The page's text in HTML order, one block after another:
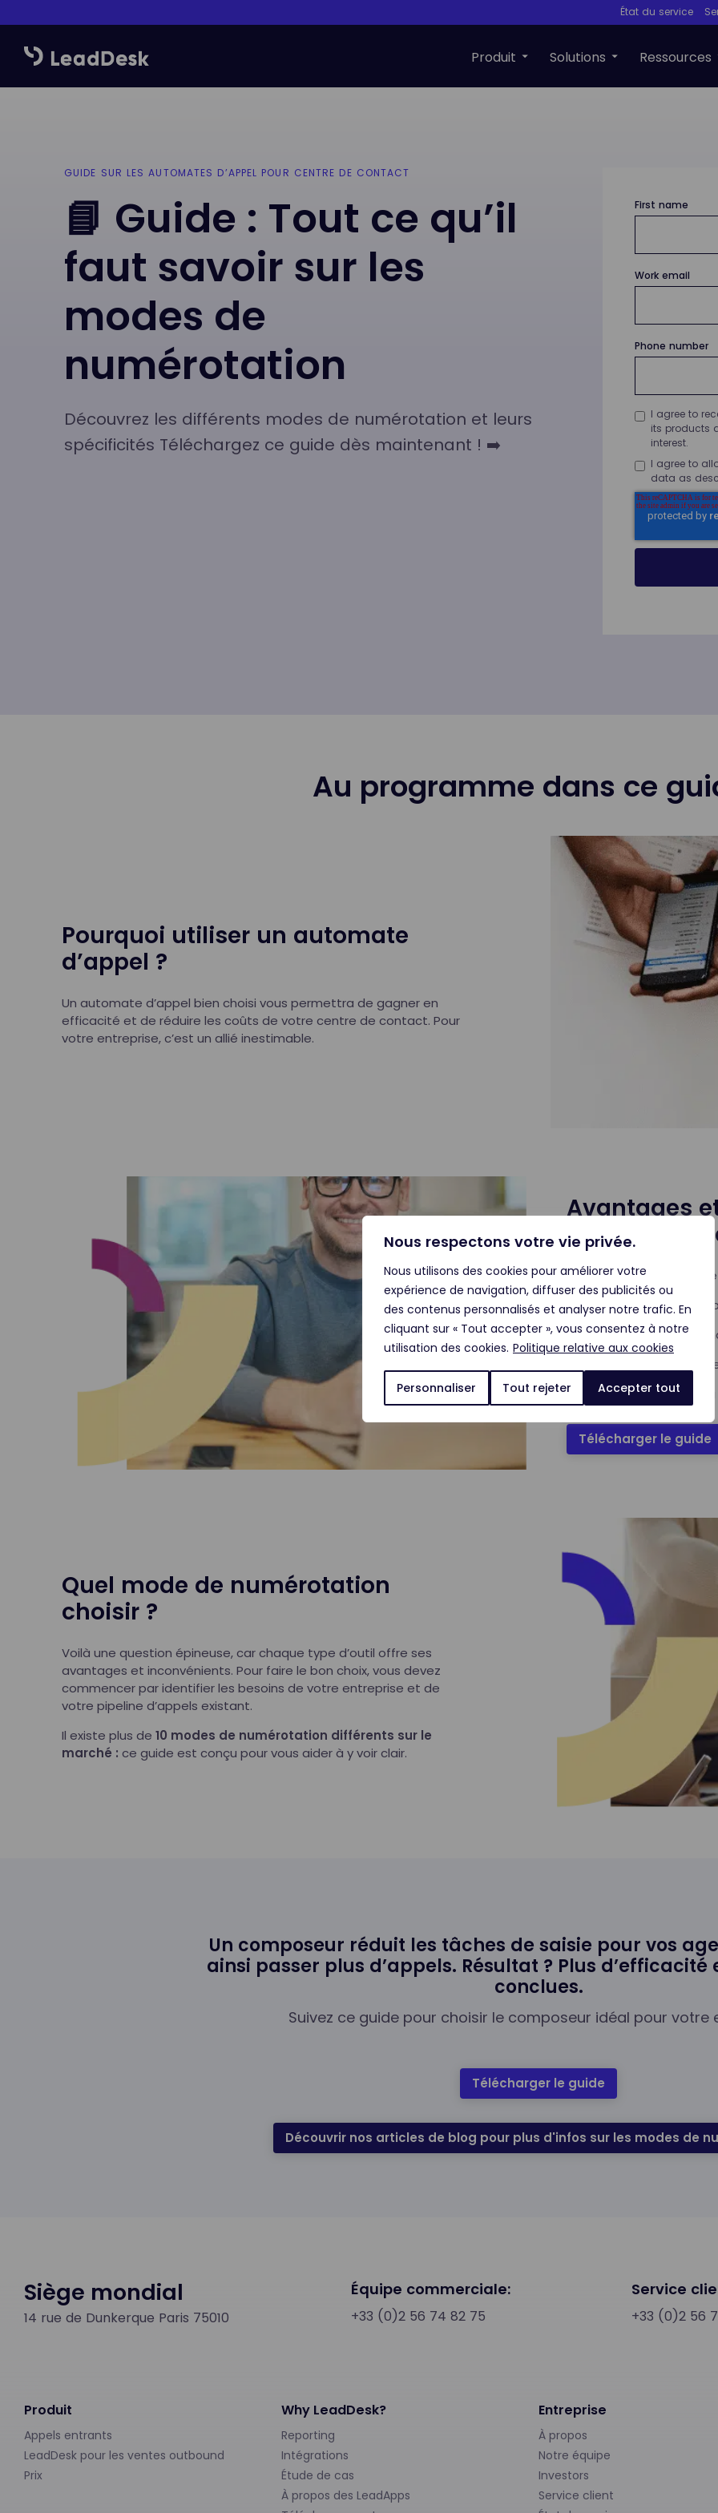
Nous respectons votre vie privée.
Nous utilisons des cookies pour améliorer votre
expérience de navigation, diffuser des publicités ou
des contenus personnalisés et analyser notre trafic. En
cliquant sur « Tout accepter », vous consentez à notre
utilisation des cookies. Politique relative aux cookies
Personnaliser Tout rejeter Accepter tout
État du service
Produit Solutions Ressources
GUIDE SUR LES AUTOMATES D’APPEL POUR CENTRE DE CONTACT
📘 Guide : Tout ce qu’il
faut savoir sur les
modes de
numérotation
Découvrez les différents modes de numérotation et leurs
spécificités Téléchargez ce guide dès maintenant ! ➡️
First name
Work email
Phone number
I agree to
its products
interest.
I agree to
data as
Au programme dans ce
Pourquoi utiliser un automate
d’appel ?
Un automate d’appel bien choisi vous permettra de gagner en
efficacité et de réduire les coûts de votre centre de contact. Pour
votre entreprise, c’est un allié inestimable.
Avantages
chaque
🔹 Faut-il choisir un
🔹 Quand utiliser un
🔹 Power dialer et
🔹 Comparatif de
Vous trouverez tout
Télécharger le guide
Quel mode de numérotation
choisir ?
Voilà une question épineuse, car chaque type d’outil offre ses
avantages et inconvénients. Pour faire le bon choix, vous devez
commencer par identifier les besoins de votre entreprise et de
votre pipeline d’appels existant.
Il existe plus de 10 modes de numérotation différents sur le
marché : ce guide est conçu pour vous aider à y voir clair.
Un composeur réduit les tâches de saisie pour vos
ainsi passer plus d’appels. Résultat ? Plus d’efficacité
conclues.
Suivez ce guide pour choisir le composeur idéal pour votre
Télécharger le guide
Découvrir nos articles de blog pour plus d'infos sur les modes de
Siège mondial
14 rue de Dunkerque Paris 75010
Équipe commerciale:
+33 (0)2 56 74 82 75
Service
+33 (0)2 56
Produit
Appels entrants
LeadDesk pour les ventes outbound
Prix
Why LeadDesk?
Reporting
Intégrations
Étude de cas
À propos des LeadApps
Entreprise
À propos
Notre équipe
Investors
Service client